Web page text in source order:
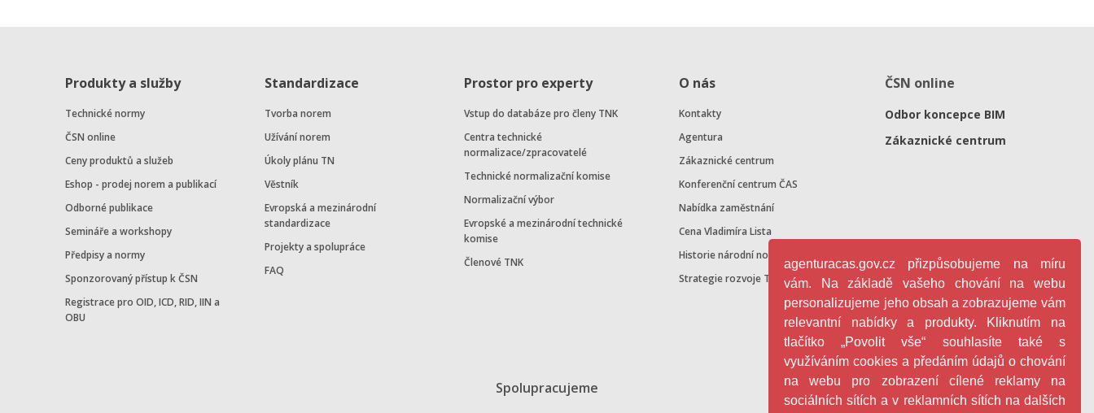
Produkty a služby
Technické normy
ČSN online
Ceny produktů a služeb
Eshop - prodej norem a publikací
Odborné publikace
Semináře a workshopy
Předpisy a normy
Sponzorovaný přístup k ČSN
Registrace pro OID, ICD, RID, IIN a
OBU
Standardizace
Tvorba norem
Užívání norem
Úkoly plánu TN
Věstník
Evropská a mezinárodní
standardizace
Projekty a spolupráce
FAQ
Prostor pro experty
Vstup do databáze pro členy TNK
Centra technické
normalizace/zpracovatelé
Technické normalizační komise
Normalizační výbor
Evropské a mezinárodní technické
komise
Členové TNK
O nás
Kontakty
Agentura
Zákaznické centrum
Konferenční centrum ČAS
Nabídka zaměstnání
Cena Vladimíra Lista
Historie národní normalizace
Strategie rozvoje TN v ČR
ČSN online
Odbor koncepce BIM
Zákaznické centrum
Spolupracujeme
agenturacas.gov.cz přizpůsobujeme na míru
vám. Na základě vašeho chování na webu
personalizujeme jeho obsah a zobrazujeme vám
relevantní nabídky a produkty. Kliknutím na
tlačítko „Povolit vše“ souhlasíte také s
využíváním cookies a předáním údajů o chování
na webu pro zobrazení cílené reklamy na
sociálních sítích a v reklamních sítích na dalších